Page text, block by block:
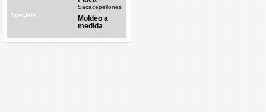
Sacacepellones
Specials
Moldeo a
medida